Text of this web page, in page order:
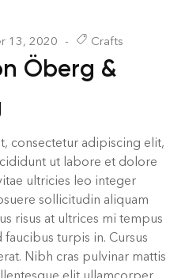
13, 2020 Crafts
Öberg &
consectetur adipiscing elit,
ut labore et dolore
ultricies leo integer
sollicitudin aliquam
risus at ultrices mi tempus
turpis in. Cursus
Nibh cras pulvinar mattis